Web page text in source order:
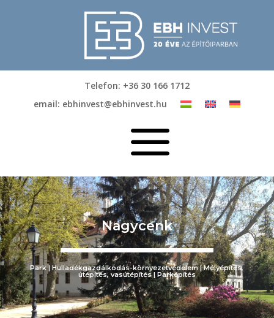
Telefon: +36 30 166 1712
email: ebhinvest@ebhinvest.hu
a
Nagycenk
Park | Hulladékgazdálkodás-környezetvédelem | Mélyépítés,
útépítés, vasútépítés | Parképítés